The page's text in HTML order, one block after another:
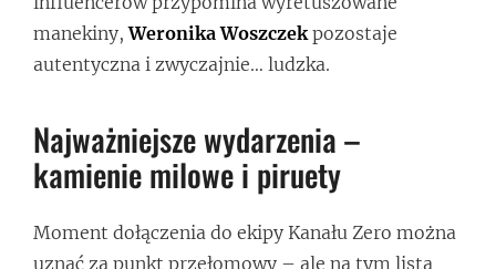
manekiny,Weronika Woszczek pozostaje
autentyczna i zwyczajnie… ludzka.
Najważniejsze wydarzenia –
kamienie milowe i piruety
Moment dołączenia do ekipy Kanału Zero można
uznać za punkt przełomowy – ale na tym lista